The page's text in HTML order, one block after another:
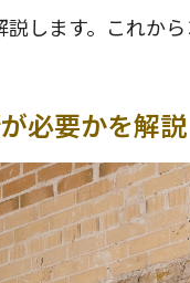
します。これか
必要かを解説